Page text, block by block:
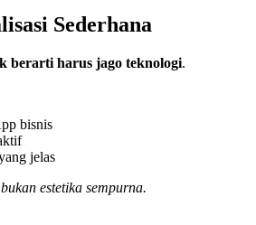
Sederhana
berarti harus jago teknologi.
bisnis
jelas
estetika sempurna.